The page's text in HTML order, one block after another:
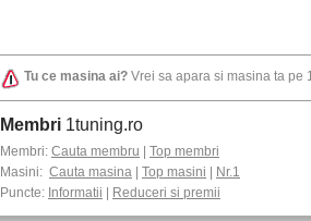
Tu ce masina ai? Vrei sa apara si masina ta pe
Membri 1tuning.ro
Membri: Cauta membru
Top membri
Masini: Cauta masina Top masini
Nr.1
Puncte: Informatii Reduceri si premii